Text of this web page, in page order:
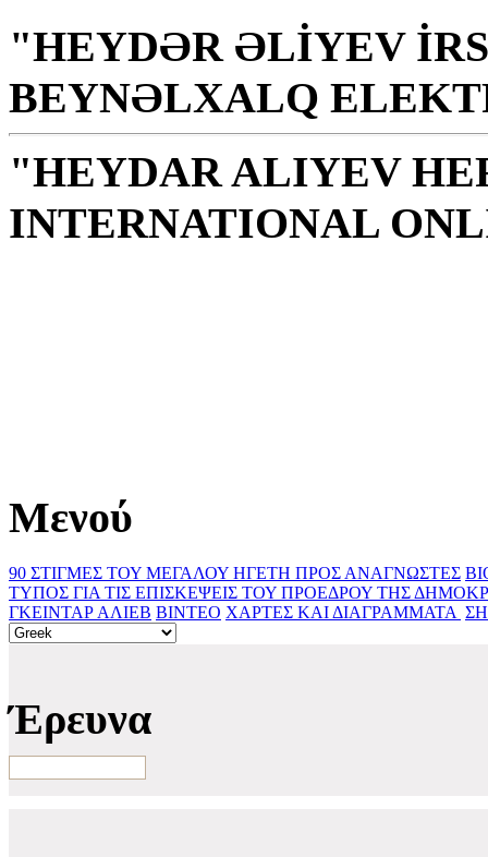
"HEYDƏR ƏLİYEV
BEYNƏLXALQ
"HEYDAR ALIYEV
INTERNATIONAL
Μενού
90 ΣΤΙΓΜΕΣ ΤΟΥ ΜΕΓΑΛΟΥ ΗΓΕΤΗ ΠΡΟΣ ΑΝΑΓΝΩΣΤΕΣ
ΤΥΠΟΣ ΓΙΑ ΤΙΣ ΕΠΙΣΚΕΨΕΙΣ ΤΟΥ ΠΡΟΕΔΡΟΥ ΤΗΣ
ΓΚΕΙΝΤΑΡ ΑΛΙΕΒ ΒΙΝΤΕΟ ΧΑΡΤΕΣ ΚΑΙ ΔΙΑΓΡΑΜΜΑΤΑ ‎
Έρευνα